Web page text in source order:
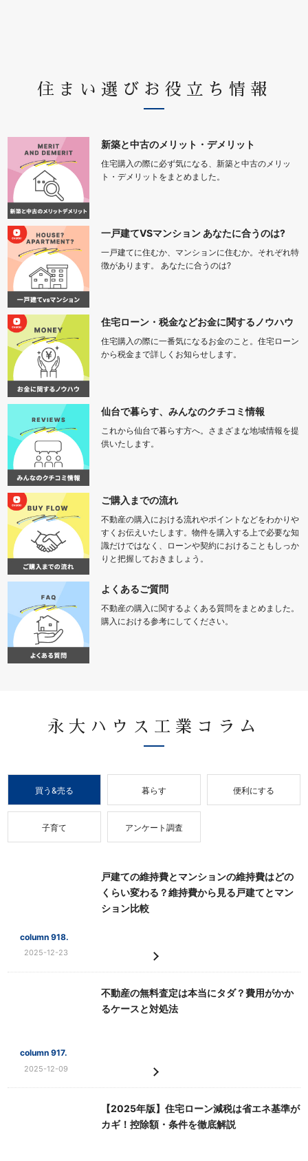
住まい選びお役立ち情報
新築と中古のメリット・デメリット
住宅購入の際に必ず気になる、新築と中古のメリッ
ト・デメリットをまとめました。
一戸建てVSマンション あなたに合うのは?
一戸建てに住むか、マンションに住むか。それぞれ特
徴があります。 あなたに合うのは?
住宅ローン・税金などお金に関するノウハウ
住宅購入の際に一番気になるお金のこと。住宅ローン
から税金まで詳しくお知らせします。
仙台で暮らす、みんなのクチコミ情報
これから仙台で暮らす方へ。さまざまな地域情報を提
供いたします。
ご購入までの流れ
不動産の購入における流れやポイントなどをわかりや
すくお伝えいたします。物件を購入する上で必要な知
識だけではなく、ローンや契約におけることもしっか
りと把握しておきましょう。
よくあるご質問
不動産の購入に関するよくある質問をまとめました。
購入における参考にしてください。
永大ハウス工業コラム
買う&売る 暮らす 便利にする
子育て アンケート調査
column 918.
戸建ての維持費とマンションの維持費はどの
くらい変わる？維持費から見る戸建てとマン
ション比較
2025-12-23
column 917.
不動産の無料査定は本当にタダ？費用がかか
るケースと対処法
2025-12-09
【2025年版】住宅ローン減税は省エネ基準が
カギ！控除額・条件を徹底解説